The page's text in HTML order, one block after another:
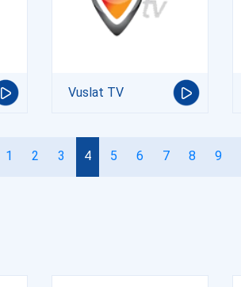
Vuslat TV
1 2 3 4 5 6 7 8 9